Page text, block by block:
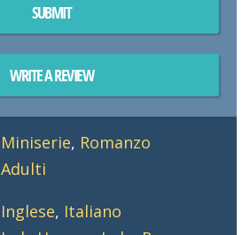
SUBMIT
WRITE A REVIEW
Miniserie, Romanzo
Adulti
Inglese, Italiano